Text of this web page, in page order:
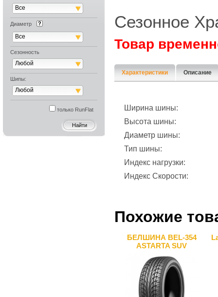
Все
Диаметр
Все
Сезонность
Любой
Шипы:
Любой
только RunFlat
Сезонное
Товар
Характеристики Описание
Ширина шины:
Высота шины:
Диаметр шины:
Тип шины:
Индекс нагрузки:
Индекс Скорости:
Похожие
БЕЛШИНА BEL-354
ASTARTA SUV